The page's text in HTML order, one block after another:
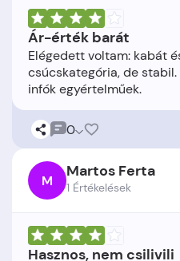
Ár-érték barát
Elégedett voltam: kabát
csúcskategória, de
0
M Martos Ferta
1 Értékelések
Hasznos, nem csilivili